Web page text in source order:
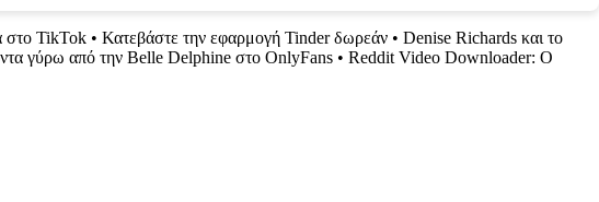
στο TikTok • Κατεβάστε την εφαρμογή Tinder δωρεάν • Denise Richards και το
γύρω από την Belle Delphine στο OnlyFans • Reddit Video Downloader: Ο